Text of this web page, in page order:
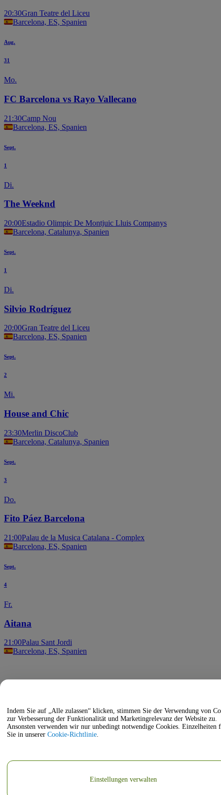
20:30Gran Teatre del Liceu
Barcelona, ES, Spanien
Aug.
31
Mo.
FC Barcelona vs Rayo Vallecano
21:30Camp Nou
Barcelona, ES, Spanien
Sept.
1
Di.
The Weeknd
20:00Estadio Olimpic De Montjuic Lluis Companys
Barcelona, Catalunya, Spanien
Sept.
1
Di.
Silvio Rodríguez
20:00Gran Teatre del Liceu
Barcelona, ES, Spanien
Sept.
2
Mi.
House and Chic
23:30Merlin DiscoClub
Barcelona, Catalunya, Spanien
Sept.
3
Do.
Fito Páez Barcelona
21:00Palau de la Musica Catalana - Complex
Barcelona, ES, Spanien
Sept.
4
Fr.
Aitana
21:00Palau Sant Jordi
Barcelona, ES, Spanien
Indem Sie auf „Alle zulassen“ klicken, stimmen Sie der Verwendung von
zur Verbesserung der Funktionalität und Marketingrelevanz der Website zu.
Ansonsten verwenden wir nur unbedingt notwendige Cookies. Einzelheiten
Sie in unserer Cookie-Richtlinie.
Einstellungen verwalten